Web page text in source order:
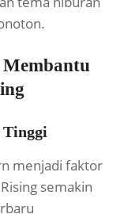
Membantu
menjadi faktor
semakin